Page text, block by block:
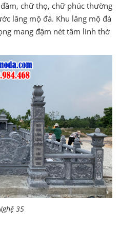
chữ thọ, chữ phúc thường
lăng mộ đá. Khu lăng mộ đá
mang đậm nét tâm linh thờ
35